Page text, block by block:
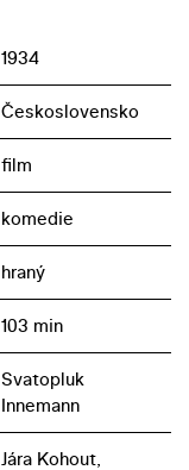
1934
Československo
film
komedie
hraný
103 min
Svatopluk
Innemann
Jára Kohout,